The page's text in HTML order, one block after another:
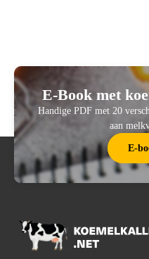
E-Book met
Handige PDF met 20
aan
E-